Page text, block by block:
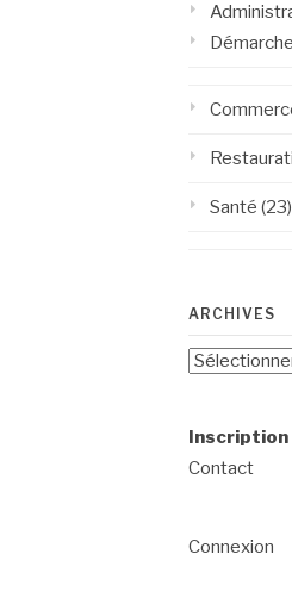
Santé (23)
ARCHIVES
Archives
Inscription
Contact
Connexion